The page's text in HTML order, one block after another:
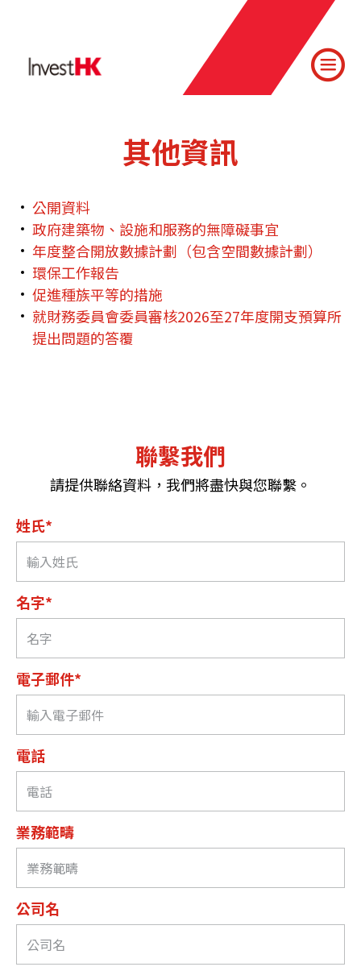
其他資訊
公開資料
政府建築物、設施和服務的無障礙事宜
年度整合開放數據計劃（包含空間數據計劃）
環保工作報告
促進種族平等的措施
就財務委員會委員審核2026至27年度開支預算所
提出問題的答覆
聯繫我們
請提供聯絡資料，我們將盡快與您聯繫。
姓氏*
名字*
電子郵件*
電話
業務範疇
公司名